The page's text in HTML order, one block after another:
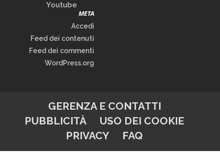
Youtube
META
Accedi
Feed dei contenuti
Feed dei commenti
WordPress.org
GERENZA E CONTATTI
PUBBLICITÀ
USO DEI COOKIE
PRIVACY
FAQ